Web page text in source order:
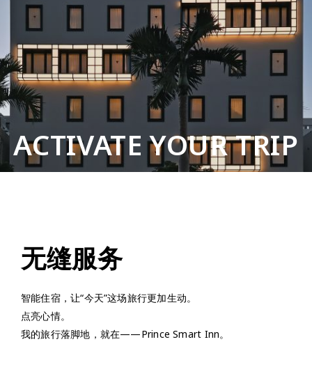
ACTIVATE YOUR TRIP
无缝服务
智能住宿，让“今天”这场旅行更加生动。
点亮心情。
我的旅行落脚地，就在——Prince Smart Inn。